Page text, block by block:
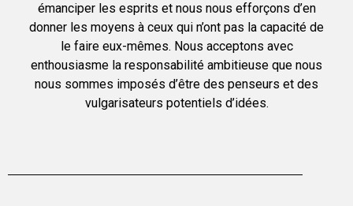
émanciper les esprits et nous nous efforçons d’en
donner les moyens à ceux qui n’ont pas la capacité de
le faire eux-mêmes. Nous acceptons avec
enthousiasme la responsabilité ambitieuse que nous
nous sommes imposés d’être des penseurs et des
vulgarisateurs potentiels d’idées.